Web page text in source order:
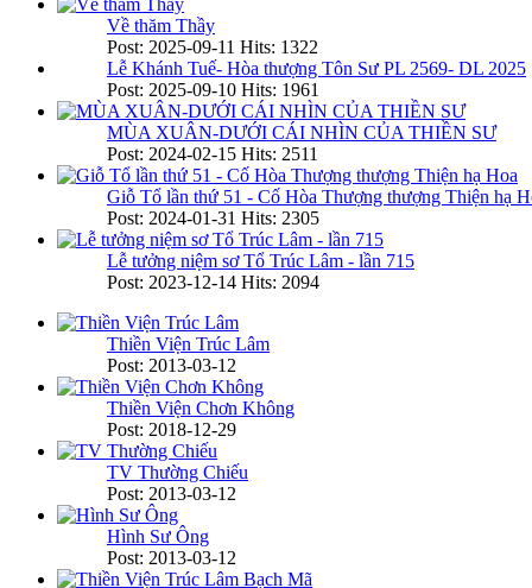
Về thăm Thầy
Post: 2025-09-11 Hits: 1322
Lễ Khánh Tuế- Hòa thượng Tôn Sư PL 2569- DL 2025
Post: 2025-09-10 Hits: 1961
MÙA XUÂN-DƯỚI CÁI NHÌN CỦA THIỀN SƯ
Post: 2024-02-15 Hits: 2511
Giỗ Tổ lần thứ 51 - Cố Hòa Thượng thượng Thiện hạ
Post: 2024-01-31 Hits: 2305
Lễ tưởng niệm sơ Tổ Trúc Lâm - lần 715
Post: 2023-12-14 Hits: 2094
Thiền Viện Trúc Lâm
Post: 2013-03-12
Thiền Viện Chơn Không
Post: 2018-12-29
TV Thường Chiếu
Post: 2013-03-12
Hình Sư Ông
Post: 2013-03-12